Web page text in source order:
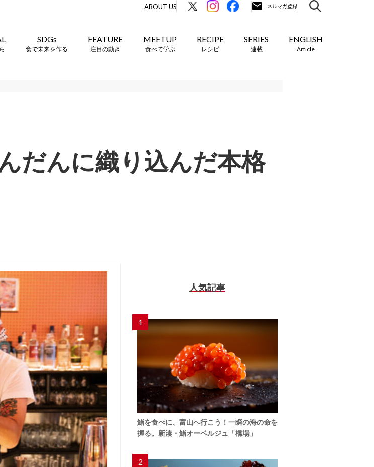
ABOUT US
SDGs
食で未来を作る
FEATURE
注目の動き
MEETUP
食べて学ぶ
RECIPE
レシピ
SERIES
連載
ENGLISH
Article
だんに織り込んだ本格
人気記事
1
鮨を食べに、富山へ行こう！一瞬の海の命を
握る。新湊・鮨オーベルジュ「橋場」
2